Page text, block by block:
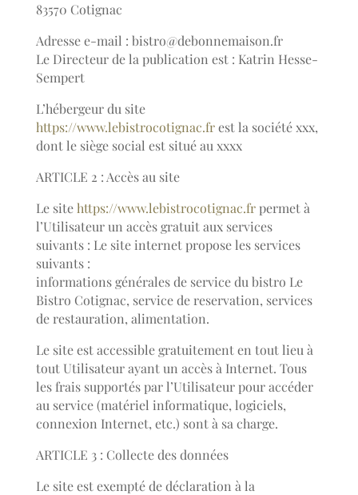
83570 Cotignac
Adresse e-mail : bistro@debonnemaison.fr
Le Directeur de la publication est : Katrin Hesse-
Sempert
L’hébergeur du site
https://www.lebistrocotignac.frest la société xxx,
dont le siège social est situé au xxxx
ARTICLE 2 : Accès au site
Le sitehttps://www.lebistrocotignac.frpermet à
l’Utilisateur un accès gratuit aux services
suivants : Le site internet propose les services
suivants :
informations générales de service du bistro Le
Bistro Cotignac, service de reservation, services
de restauration, alimentation.
Le site est accessible gratuitement en tout lieu à
tout Utilisateur ayant un accès à Internet. Tous
les frais supportés par l’Utilisateur pour accéder
au service (matériel informatique, logiciels,
connexion Internet, etc.) sont à sa charge.
ARTICLE 3 : Collecte des données
Le site est exempté de déclaration à la